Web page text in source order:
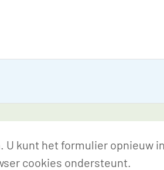
kunt het formulier opnieuw
cookies ondersteunt.